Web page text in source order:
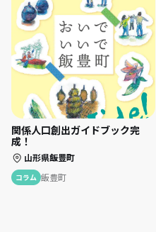
関係人口創出ガイドブック完
成！
山形県飯豊町
コラム 飯豊町